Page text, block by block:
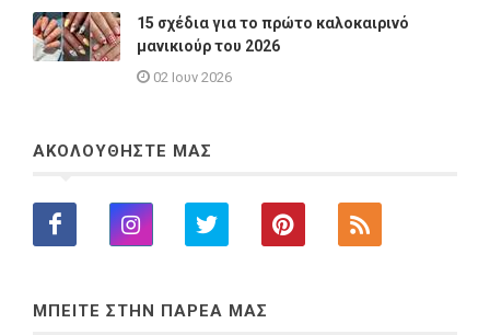
15 σχέδια για το πρώτο καλοκαιρινό
μανικιούρ του 2026
02 Ιουν 2026
ΑΚΟΛΟΥΘΗΣΤΕ ΜΑΣ
ΜΠΕΙΤΕ ΣΤΗΝ ΠΑΡΕΑ ΜΑΣ